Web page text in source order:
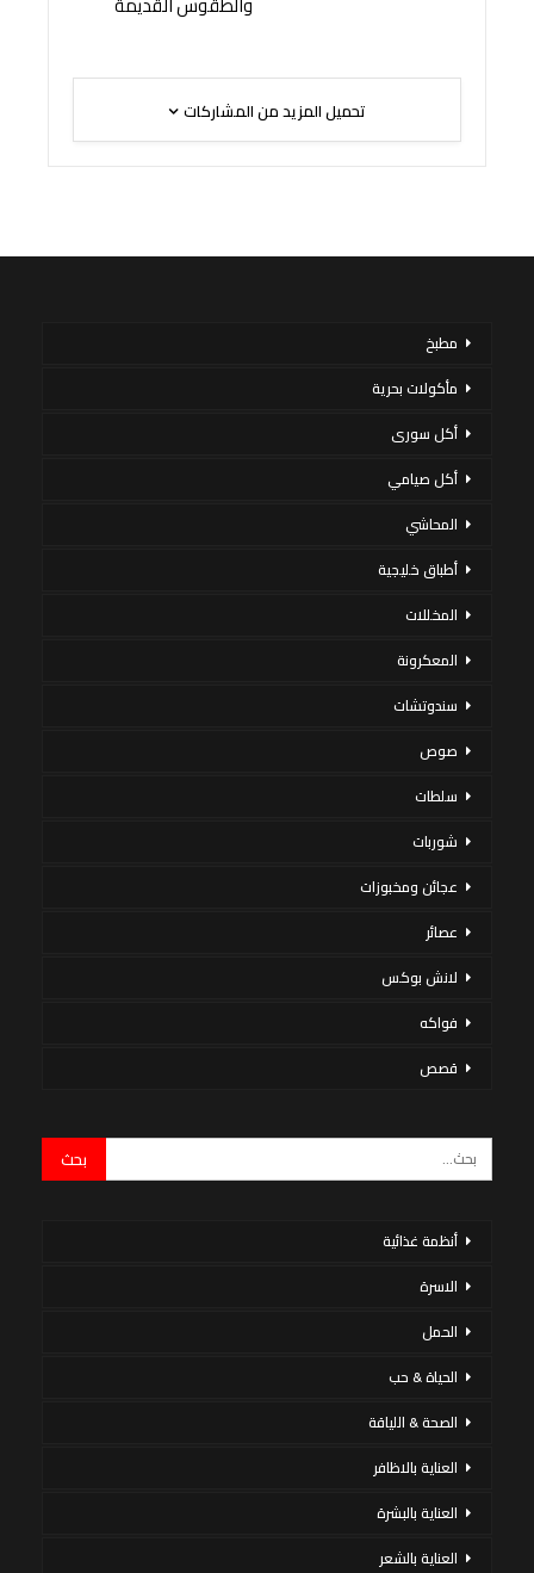
تحميل المزيد من المشاركات
مطبخ
مأكولات بحرية
أكل سورى
أكل صيامي
المحاشي
أطباق خليجية
المخللات
المعكرونة
سندوتشات
صوص
سلطات
شوربات
عجائن ومخبوزات
عصائر
لانش بوكس
فواكه
قصص
أنظمة غذائية
الاسرة
الحمل
الحياة & حب
الصحة & اللياقة
العناية بالاظافر
العناية بالبشرة
العناية بالشعر